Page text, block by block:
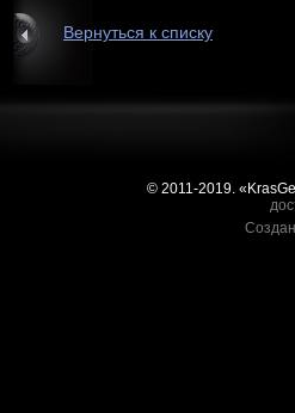
Вернуться к списку
© 2011-2019.